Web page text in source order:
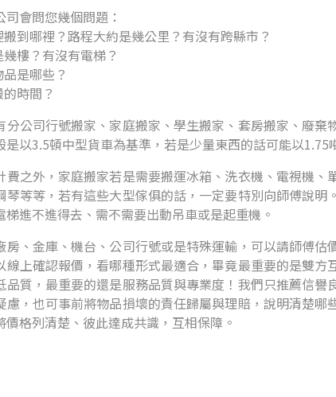
司會問您幾個問題：
到哪裡？路程大約是幾公里？有沒有跨縣市？
樓？有沒有電梯？
是哪些？
時間？
分公司行號搬家、家庭搬家、學生搬家、套房搬家、廢
是以3.5頓中型貨車為基準，若是少量東西的話可能以1.75
費之外，家庭搬家若是需要搬運冰箱、洗衣機、電視機
琴等等，若有這些大型傢俱的話，一定要特別向師傅說
梯進不進得去、需不需要出動吊車或是起重機。
房、金庫、機台、公司行號或是特殊運輸，可以請師傅
線上確認報價，看哪種形式最適合，畢竟最重要的是雙
品質，最重要的還是服務品質與專業度！我們只推薦信
慮，也可事前將物品損壞的責任歸屬與理賠，說明清楚
價格列清楚、彼此達成共識，互相保障。